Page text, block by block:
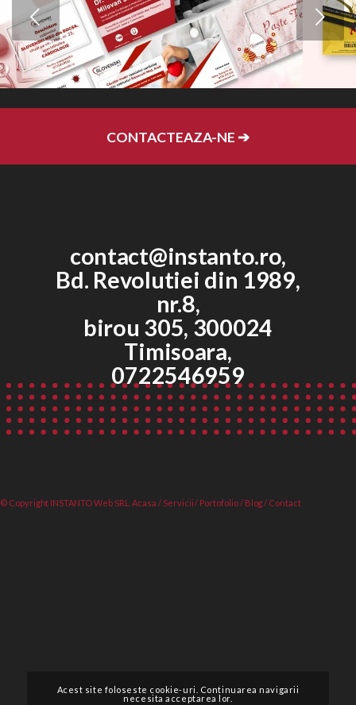
Urmatorul
CONTACTEAZA-NE ➔
contact@instanto.ro,
Bd. Revolutiei din 1989,
nr.8,
birou 305, 300024
Timisoara,
0722546959
© Copyright INSTANTO Web SRL.Acasa / Servicii/ Portofolio/ Blog/ Contact
Acest site foloseste cookie-uri. Continuarea navigarii
necesita acceptarea lor.